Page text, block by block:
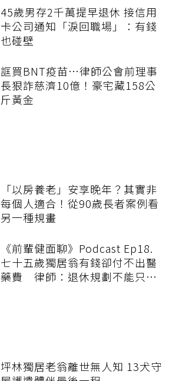
45歲男存2千萬提早退休 接信用
卡公司通知「淚回職場」：有錢
也碰壁
誆買BNT疫苗…律師公會前理事
長狠詐慈濟10億！豪宅藏158公
斤黃金
「以房養老」安享晚年？其實非
每個人適合！從90歲長者案例看
另一種規畫
《前輩健面聊》Podcast Ep18.
七十五歲獨居翁有錢卻付不出醫
藥費 律師：退休規劃不能只有
坪林獨居老翁離世無人知 13犬守